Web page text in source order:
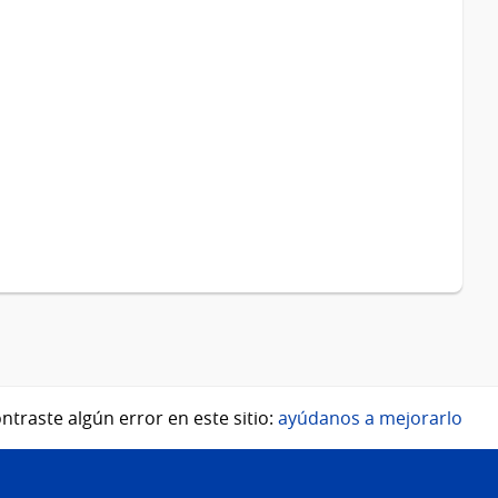
algún error en este sitio: ayúdanos a mejorarlo